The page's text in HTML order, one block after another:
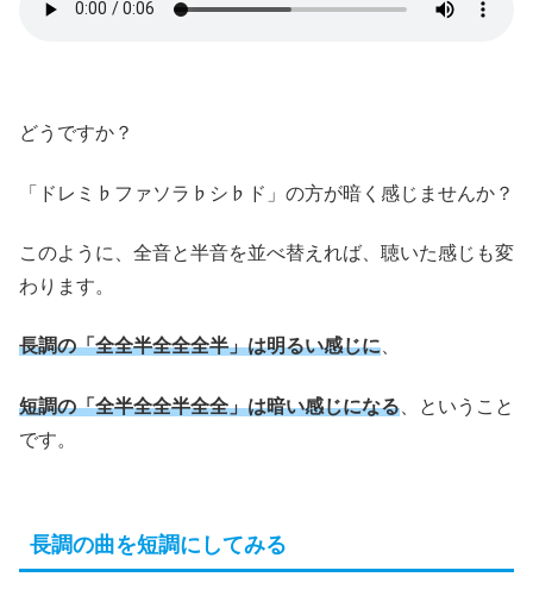
どうですか？
「ドレミ♭ファソラ♭シ♭ド」の方が暗く感じませんか？
このように、全音と半音を並べ替えれば、聴いた感じも変
わります。
長調の「全全半全全全半」は明るい感じに
短調の「全半全全半全全」は暗い感じになる 、ということ
です。
長調の曲を短調にしてみる